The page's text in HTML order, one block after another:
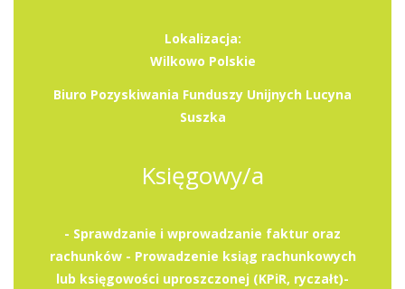
Lokalizacja:
Wilkowo Polskie
Biuro Pozyskiwania Funduszy Unijnych Lucyna
Suszka
Księgowy/a
- Sprawdzanie i wprowadzanie faktur oraz
rachunków - Prowadzenie ksiąg rachunkowych
lub księgowości uproszczonej (KPiR, ryczałt)-